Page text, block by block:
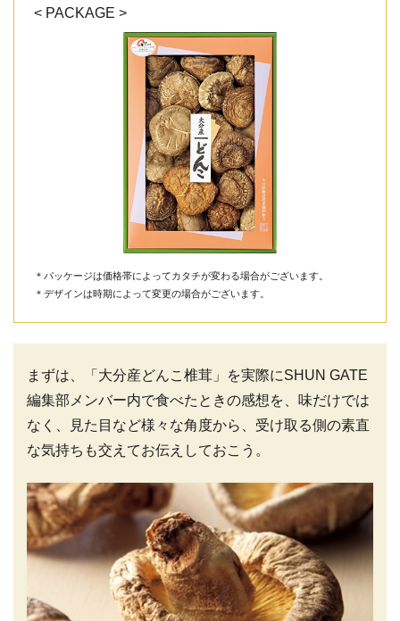
< PACKAGE >
＊パッケージは価格帯によってカタチが変わる場合がございます。
＊デザインは時期によって変更の場合がございます。
まずは、「大分産どんこ椎茸」を実際にSHUN GATE
編集部メンバー内で食べたときの感想を、味だけでは
なく、見た目など様々な角度から、受け取る側の素直
な気持ちも交えてお伝えしておこう。